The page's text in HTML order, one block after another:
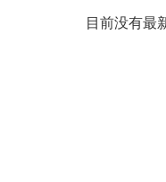
目前没有最